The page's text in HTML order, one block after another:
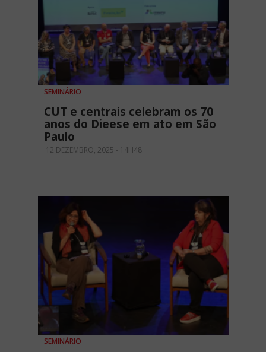
SEMINÁRIO
CUT e centrais celebram os 70
anos do Dieese em ato em São
Paulo
12 DEZEMBRO, 2025 - 14H48
SEMINÁRIO